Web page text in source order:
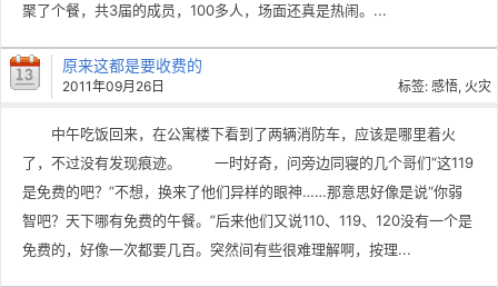
聚了个餐，共3届的成员，100多人，场面还真是热闹。...
原来这都是要收费的
2011年09月26日 标签: 感悟, 火灾
中午吃饭回来，在公寓楼下看到了两辆消防车，应该是哪里着火
了，不过没有发现痕迹。 一时好奇，问旁边同寝的几个哥们“这119
是免费的吧？”不想，换来了他们异样的眼神……那意思好像是说“你弱
智吧？天下哪有免费的午餐。”后来他们又说110、119、120没有一个是
免费的，好像一次都要几百。突然间有些很难理解啊，按理...